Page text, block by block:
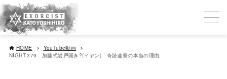
HOME
YouTube動画
NIGHT.379 加藤式岩戸開き?(イヤン) 奇跡連発の本当の理由